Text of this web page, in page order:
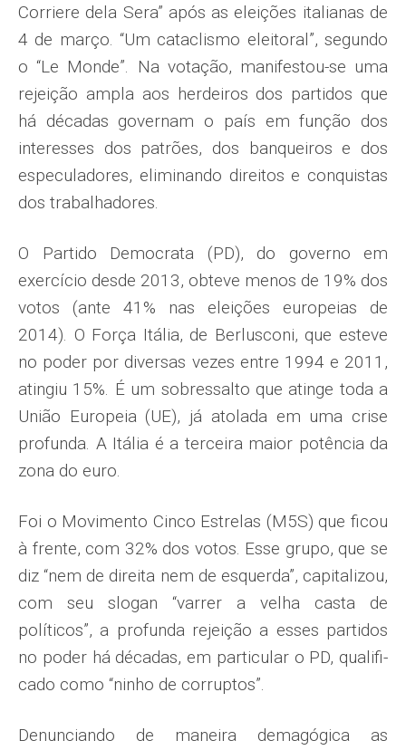
Corriere dela Sera” após as eleições italianas de
4 de março. “Um cataclismo eleitoral”, segundo
o “Le Monde”. Na votação, manifestou-se uma
rejeição ampla aos herdeiros dos partidos que
há dé­cadas governam o país em função dos
interesses dos patrões, dos banqueiros e dos
especuladores, eliminando di­reitos e conquistas
dos trabalhadores.
O Partido Democrata (PD), do governo em
exercício desde 2013, obteve menos de 19% dos
votos (ante 41% nas eleições europeias de
2014). O Força Itália, de Berlusconi, que esteve
no poder por diversas vezes entre 1994 e 2011,
atingiu 15%. É um sobressalto que atinge toda a
União Europeia (UE), já atolada em uma crise
profunda. A Itália é a terceira maior potência da
zona do euro.
Foi o Movimento Cinco Estrelas (M5S) que ficou
à frente, com 32% dos votos. Esse grupo, que se
diz “nem de direita nem de esquerda”, capitalizou,
com seu slogan “varrer a velha casta de
políticos”, a profunda rejeição a esses partidos
no poder há décadas, em particular o PD, qualifi­
cado como “ninho de corruptos”.
Denunciando de maneira demagó­gica as